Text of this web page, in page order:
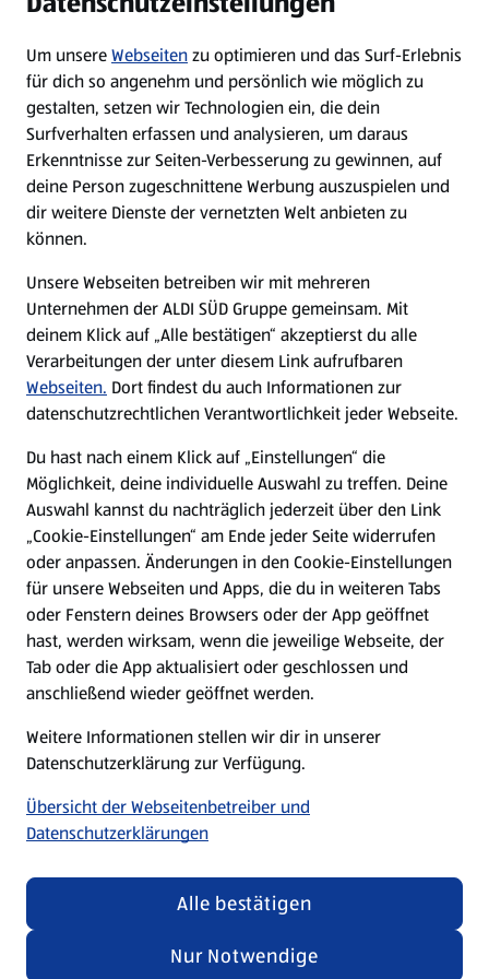
WhatsApp
Über ALDI SÜD
Filialen
Nachhaltigkeit
Karriere
Presse
Hilfe & Kontakt
(öffnet in einem neuen Tab)
Unternehmen
Folge uns hier:
Datenschutz- und Richtlinienmenü
Cookie-Einstellungen
Impressum
Nutzungsbedingungen
Security Policy
Um unsereWebseitenzu optimieren und das Surf-Erlebnis
für dich so angenehm und persönlich wie möglich zu
gestalten, setzen wir Technologien ein, die dein
Surfverhalten erfassen und analysieren, um daraus
Erkenntnisse zur Seiten-Verbesserung zu gewinnen, auf
deine Person zugeschnittene Werbung auszuspielen und
dir weitere Dienste der vernetzten Welt anbieten zu
können.
Unsere Webseiten betreiben wir mit mehreren
Unternehmen der ALDI SÜD Gruppe gemeinsam. Mit
deinem Klick auf „Alle bestätigen“ akzeptierst du alle
Verarbeitungen der unter diesem Link aufrufbaren
Webseiten. Dort findest du auch Informationen zur
datenschutzrechtlichen Verantwortlichkeit jeder Webseite.
Du hast nach einem Klick auf „Einstellungen“ die
Möglichkeit, deine individuelle Auswahl zu treffen. Deine
Auswahl kannst du nachträglich jederzeit über den Link
„Cookie-Einstellungen“ am Ende jeder Seite widerrufen
oder anpassen. Änderungen in den Cookie-Einstellungen
für unsere Webseiten und Apps, die du in weiteren Tabs
oder Fenstern deines Browsers oder der App geöffnet
hast, werden wirksam, wenn die jeweilige Webseite, der
Tab oder die App aktualisiert oder geschlossen und
anschließend wieder geöffnet werden.
Weitere Informationen stellen wir dir in unserer
Datenschutzerklärung zur Verfügung.
Übersicht der Webseitenbetreiber und
Datenschutzerklärungen
Nur Notwendige
Alle bestätigen